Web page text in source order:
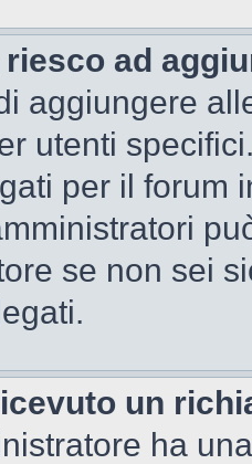
ad
aggiungere
utenti
per il forum
se non sei
un
ha